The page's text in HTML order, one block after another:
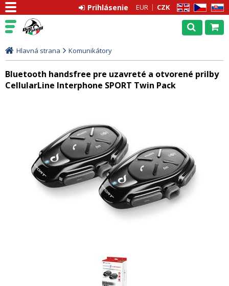
EN CZ SK
EUR CZK
Prihlásenie
Hlavná strana Komunikátory
Bluetooth handsfree pre uzavreté a otvorené prilby
CellularLine Interphone SPORT Twin Pack